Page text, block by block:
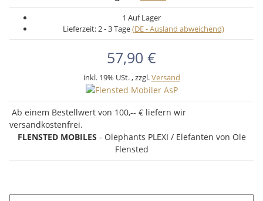
1 Auf Lager
Lieferzeit:2 - 3 Tage(DE - Ausland abweichend)
57,90 €
inkl. 19% USt. , zzgl.Versand
Ab einem Bestellwert von 100,-- € liefern wir
versandkostenfrei.
FLENSTED MOBILES - Olephants PLEXI / Elefanten von Ole
Flensted